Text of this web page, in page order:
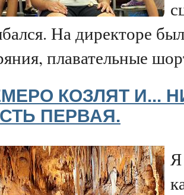
На директоре
плавательные
КОЗЛЯТ И...
ПЕРВАЯ.
Я